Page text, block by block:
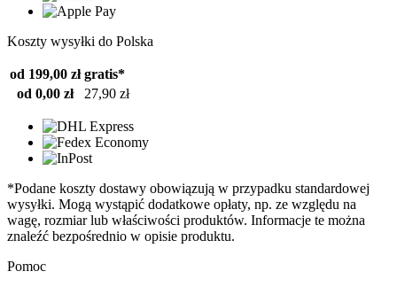
Koszty wysyłki do Polska
od 199,00 zł gratis*
od 0,00 zł
27,90 zł
*Podane koszty dostawy obowiązują w przypadku standardowej
wysyłki. Mogą wystąpić dodatkowe opłaty, np. ze względu na
wagę, rozmiar lub właściwości produktów. Informacje te można
znaleźć bezpośrednio w opisie produktu.
Pomoc